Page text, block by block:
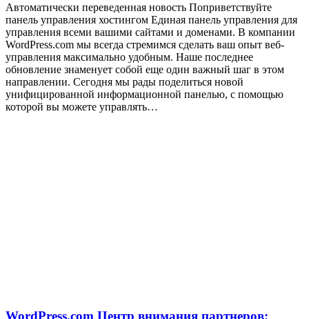
Автоматически переведенная новость Поприветствуйте
панель управления хостингом Единая панель управления для
управления всеми вашими сайтами и доменами. В компании
WordPress.com мы всегда стремимся сделать ваш опыт веб-
управления максимально удобным. Наше последнее
обновление знаменует собой еще один важный шаг в этом
направлении. Сегодня мы рады поделиться новой
унифицированной информационной панелью, с помощью
которой вы можете управлять…
WordPress.com Центр внимания партнеров: